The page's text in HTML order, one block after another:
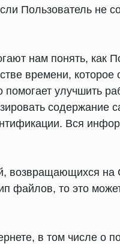
Пользователь не
нам понять, как
времени, которое
улучшить
содержание
Вся
возвращающихся
файлов, то это
в том числе о